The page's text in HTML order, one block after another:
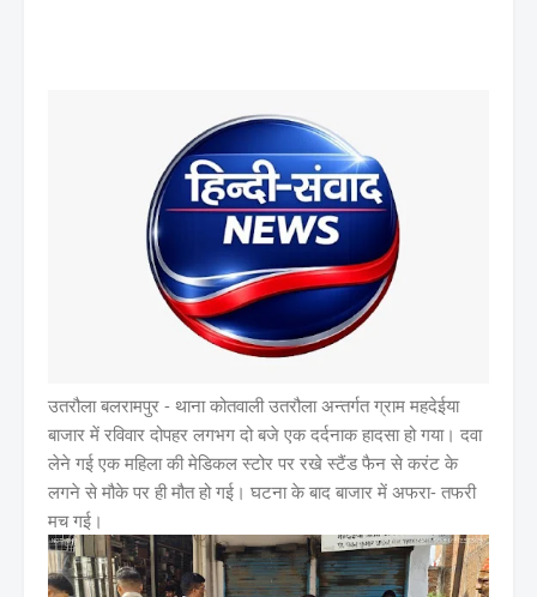
उतरौला बलरामपुर - थाना कोतवाली उतरौला अन्तर्गत ग्राम महदेईया
बाजार में रविवार दोपहर लगभग दो बजे एक दर्दनाक हादसा हो गया। दवा
लेने गई एक महिला की मेडिकल स्टोर पर रखे स्टैंड फैन से करंट के
लगने से मौके पर ही मौत हो गई। घटना के बाद बाजार में अफरा- तफरी
मच गई।